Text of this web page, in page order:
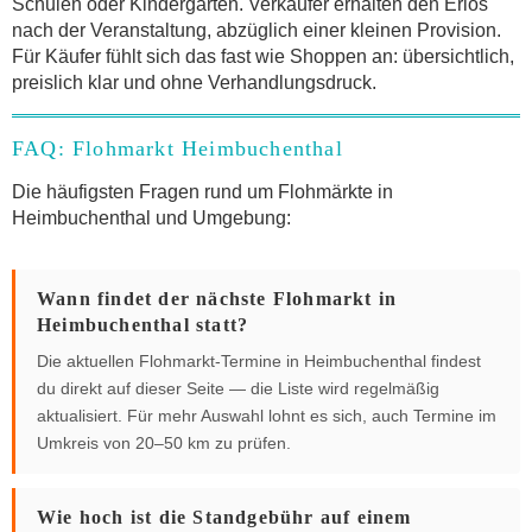
Schulen oder Kindergärten. Verkäufer erhalten den Erlös
nach der Veranstaltung, abzüglich einer kleinen Provision.
Für Käufer fühlt sich das fast wie Shoppen an: übersichtlich,
preislich klar und ohne Verhandlungsdruck.
FAQ: Flohmarkt Heimbuchenthal
Die häufigsten Fragen rund um Flohmärkte in
Heimbuchenthal und Umgebung:
Wann findet der nächste Flohmarkt in
Heimbuchenthal statt?
Die aktuellen Flohmarkt-Termine in Heimbuchenthal findest
du direkt auf dieser Seite — die Liste wird regelmäßig
aktualisiert. Für mehr Auswahl lohnt es sich, auch Termine im
Umkreis von 20–50 km zu prüfen.
Wie hoch ist die Standgebühr auf einem